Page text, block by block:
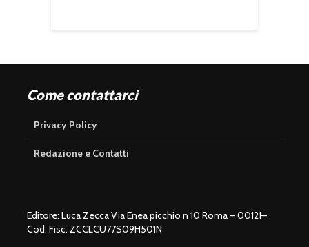
Come contattarci
Privacy Policy
Redazione e Contatti
Editore: Luca Zecca Via Enea picchio n 10 Roma – 00121–
Cod. Fisc. ZCCLCU77S09H501N